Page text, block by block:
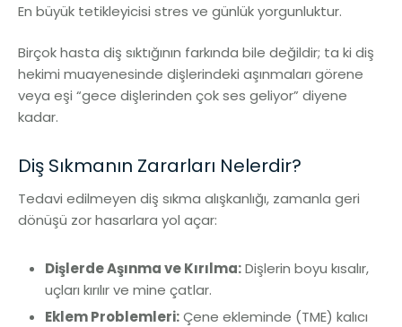
En büyük tetikleyicisi stres ve günlük yorgunluktur.
Birçok hasta diş sıktığının farkında bile değildir; ta ki diş
hekimi muayenesinde dişlerindeki aşınmaları görene
veya eşi “gece dişlerinden çok ses geliyor” diyene
kadar.
Diş Sıkmanın Zararları Nelerdir?
Tedavi edilmeyen diş sıkma alışkanlığı, zamanla geri
dönüşü zor hasarlara yol açar:
Dişlerde Aşınma ve Kırılma:Dişlerin boyu kısalır,
uçları kırılır ve mine çatlar.
Eklem Problemleri:Çene ekleminde (TME) kalıcı